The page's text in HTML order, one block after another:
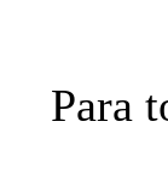
Para